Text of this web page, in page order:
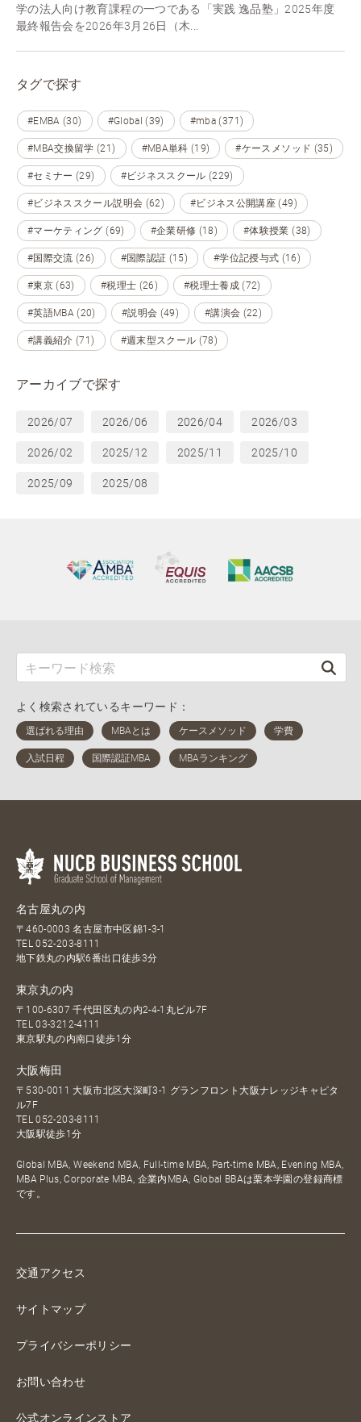
学の法人向け教育課程の一つである「実践 逸品塾」2025年度
最終報告会を2026年3月26日（木...
タグで探す
#EMBA (30) #Global (39) #mba (371)
#MBA交換留学 (21) #MBA単科 (19) #ケースメソッド (35)
#セミナー (29) #ビジネススクール (229)
#ビジネススクール説明会 (62) #ビジネス公開講座 (49)
#マーケティング (69) #企業研修 (18) #体験授業 (38)
#国際交流 (26) #国際認証 (15) #学位記授与式 (16)
#東京 (63) #税理士 (26) #税理士養成 (72)
#英語MBA (20) #説明会 (49) #講演会 (22)
#講義紹介 (71) #週末型スクール (78)
アーカイブで探す
2026/07 2026/06 2026/04 2026/03
2026/02 2025/12 2025/11 2025/10
2025/09 2025/08
よく検索されているキーワード：
名古屋丸の内
〒460-0003 名古屋市中区錦1-3-1
TEL052-203-8111
地下鉄丸の内駅6番出口徒歩3分
東京丸の内
〒100-6307 千代田区丸の内2-4-1丸ビル7F
TEL03-3212-4111
東京駅丸の内南口徒歩1分
大阪梅田
〒530-0011 大阪市北区大深町3-1 グランフロント大阪ナレッジキャピタ
ル7F
TEL052-203-8111
大阪駅徒歩1分
Global MBA, Weekend MBA, Full-time MBA, Part-time MBA, Evening MBA,
MBA Plus, Corporate MBA, 企業内MBA, Global BBAは栗本学園の登録商標
です。
交通アクセス
サイトマップ
プライバシーポリシー
お問い合わせ
公式オンラインストア